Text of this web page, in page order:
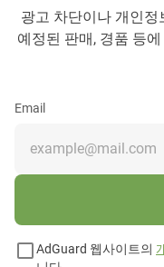
광고 차단이나 개인정
예정된 판매, 경품 등
Email
AdGuard 웹사이트의